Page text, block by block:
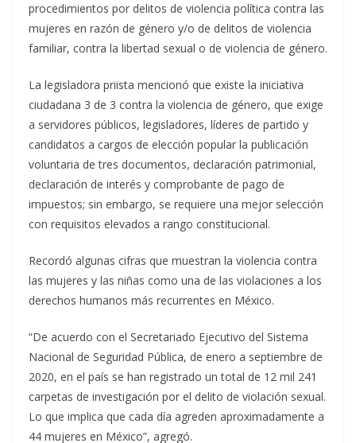
procedimientos por delitos de violencia política contra las
mujeres en razón de género y/o de delitos de violencia
familiar, contra la libertad sexual o de violencia de género.
La legisladora priista mencionó que existe la iniciativa
ciudadana 3 de 3 contra la violencia de género, que exige
a servidores públicos, legisladores, líderes de partido y
candidatos a cargos de elección popular la publicación
voluntaria de tres documentos, declaración patrimonial,
declaración de interés y comprobante de pago de
impuestos; sin embargo, se requiere una mejor selección
con requisitos elevados a rango constitucional.
Recordó algunas cifras que muestran la violencia contra
las mujeres y las niñas como una de las violaciones a los
derechos humanos más recurrentes en México.
“De acuerdo con el Secretariado Ejecutivo del Sistema
Nacional de Seguridad Pública, de enero a septiembre de
2020, en el país se han registrado un total de 12 mil 241
carpetas de investigación por el delito de violación sexual.
Lo que implica que cada día agreden aproximadamente a
44 mujeres en México”, agregó.